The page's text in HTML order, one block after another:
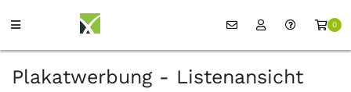
0
Plakatwerbung - Listenansicht